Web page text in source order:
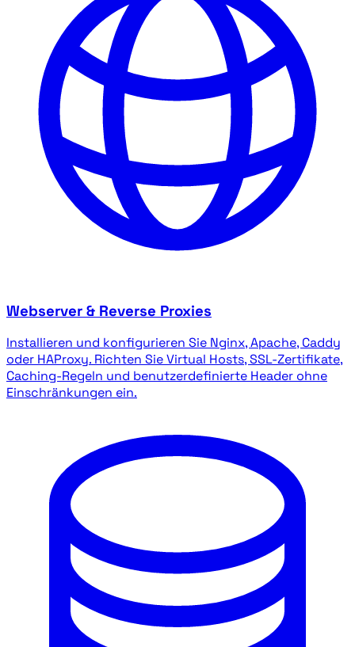
Webserver & Reverse Proxies
Installieren und konfigurieren Sie Nginx, Apache, Caddy
oder HAProxy. Richten Sie Virtual Hosts, SSL-Zertifikate,
Caching-Regeln und benutzerdefinierte Header ohne
Einschränkungen ein.